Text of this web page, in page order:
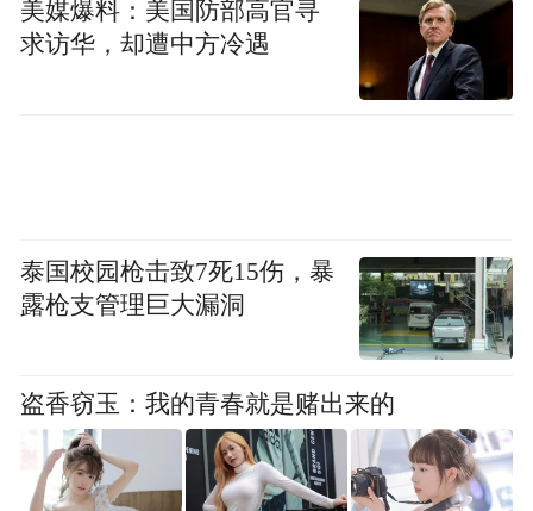
美媒爆料：美国防部高官寻
求访华，却遭中方冷遇
泰国校园枪击致7死15伤，暴
露枪支管理巨大漏洞
盗香窃玉：我的青春就是赌出来的